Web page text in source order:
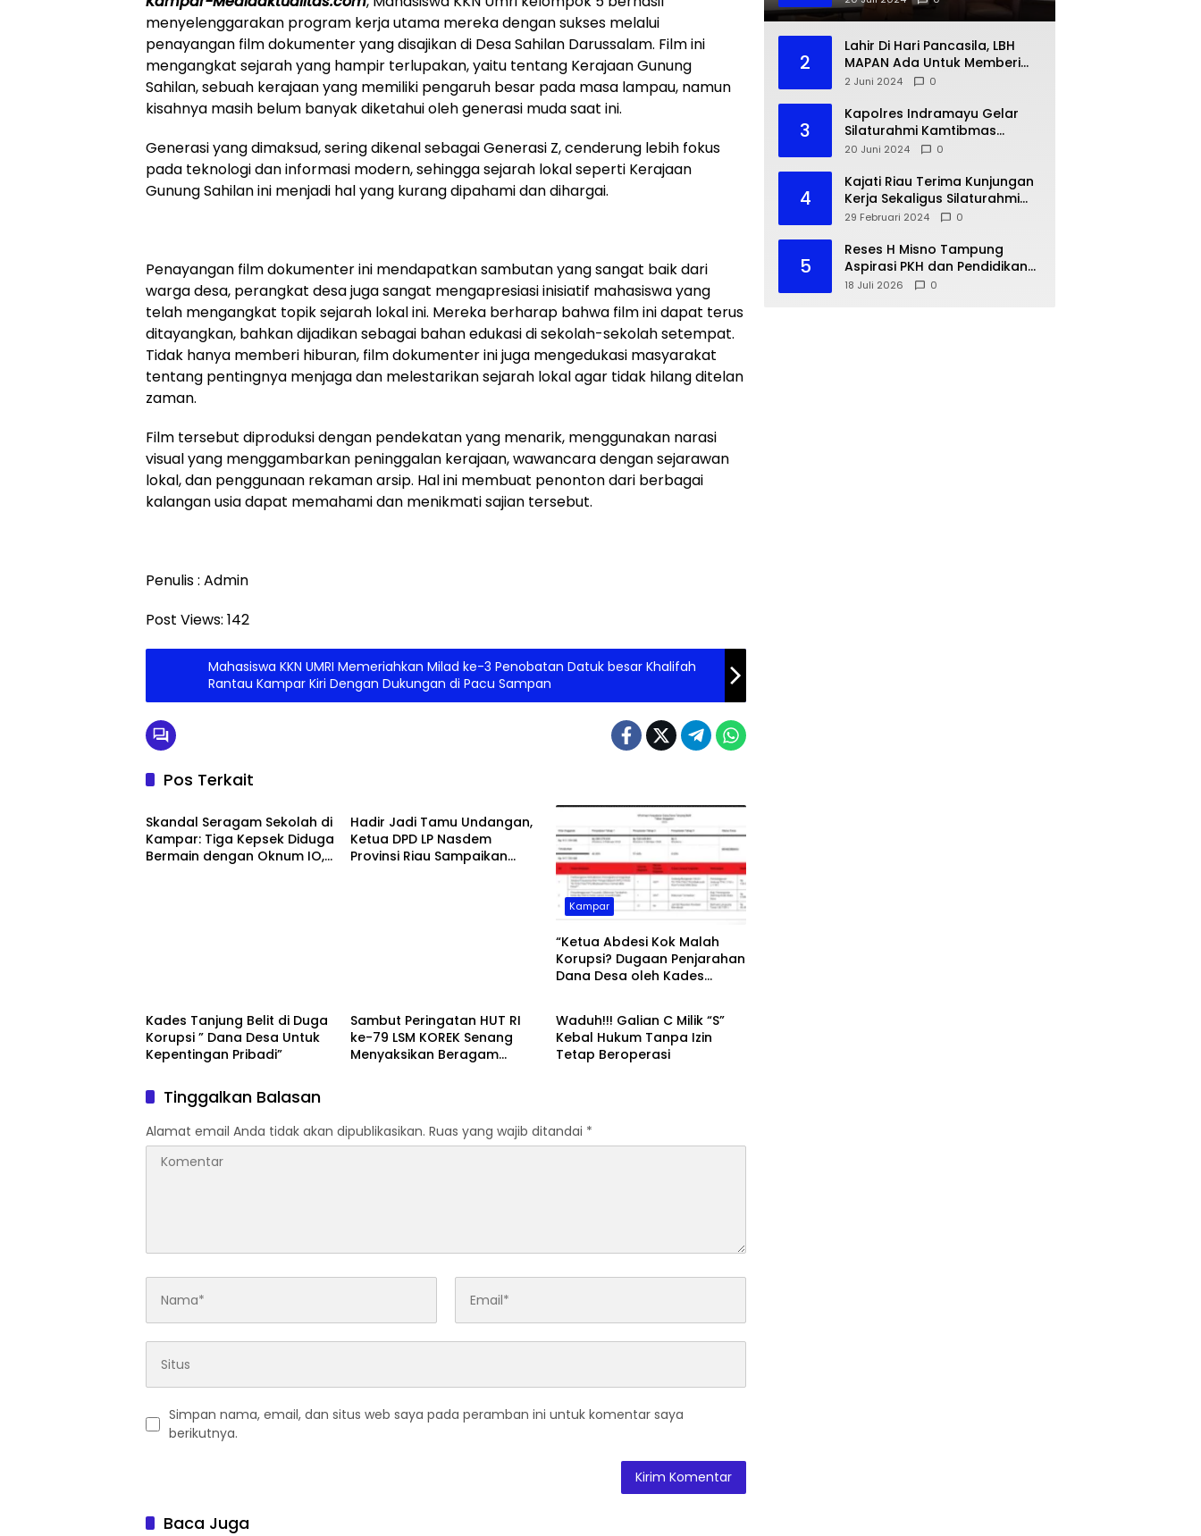
menyelenggarakan program kerja utama mereka dengan sukses melalui
penayangan film dokumenter yang disajikan di Desa Sahilan Darussalam. Film ini
mengangkat sejarah yang hampir terlupakan, yaitu tentang Kerajaan Gunung
Sahilan, sebuah kerajaan yang memiliki pengaruh besar pada masa lampau, namun
kisahnya masih belum banyak diketahui oleh generasi muda saat ini.
Generasi yang dimaksud, sering dikenal sebagai Generasi Z, cenderung lebih fokus
pada teknologi dan informasi modern, sehingga sejarah lokal seperti Kerajaan
Gunung Sahilan ini menjadi hal yang kurang dipahami dan dihargai.
Penayangan film dokumenter ini mendapatkan sambutan yang sangat baik dari
warga desa, perangkat desa juga sangat mengapresiasi inisiatif mahasiswa yang
telah mengangkat topik sejarah lokal ini. Mereka berharap bahwa film ini dapat terus
ditayangkan, bahkan dijadikan sebagai bahan edukasi di sekolah-sekolah setempat.
Tidak hanya memberi hiburan, film dokumenter ini juga mengedukasi masyarakat
tentang pentingnya menjaga dan melestarikan sejarah lokal agar tidak hilang ditelan
zaman.
Film tersebut diproduksi dengan pendekatan yang menarik, menggunakan narasi
visual yang menggambarkan peninggalan kerajaan, wawancara dengan sejarawan
lokal, dan penggunaan rekaman arsip. Hal ini membuat penonton dari berbagai
kalangan usia dapat memahami dan menikmati sajian tersebut.
Penulis : Admin
Post Views: 142
Mahasiswa KKN UMRI Memeriahkan Milad ke-3 Penobatan Datuk besar Khalifah
Rantau Kampar Kiri Dengan Dukungan di Pacu Sampan
Pos Terkait
Kampar
Skandal Seragam Sekolah di
Kampar: Tiga Kepsek Diduga
Bermain dengan Oknum IO,
Hadir Jadi Tamu Undangan,
Ketua DPD LP Nasdem
Provinsi Riau Sampaikan
Kampar
“Ketua Abdesi Kok Malah
Korupsi? Dugaan Penjarahan
Dana Desa oleh Kades
Kades Tanjung Belit di Duga
Korupsi ” Dana Desa Untuk
Kepentingan Pribadi”
Sambut Peringatan HUT RI
ke-79 LSM KOREK Senang
Menyaksikan Beragam
Daerah
Waduh!!! Galian C Milik “S”
Kebal Hukum Tanpa Izin
Tetap Beroperasi
Tinggalkan Balasan
Alamat email Anda tidak akan dipublikasikan. Ruas yang wajib ditandai *
Simpan nama, email, dan situs web saya pada peramban ini untuk komentar saya
berikutnya.
Baca Juga
2
Lahir Di Hari Pancasila, LBH
MAPAN Ada Untuk Memberi
Bantuan Hukum Gratis Bagi
2 Juni 2024 0
3
Kapolres Indramayu Gelar
Silaturahmi Kamtibmas
dengan IKA PMII
20 Juni 2024 0
4
Kajati Riau Terima Kunjungan
Kerja Sekaligus Silaturahmi
Pejabat Perwakilan Bank
29 Februari 2024 0
5
Reses H Misno Tampung
Aspirasi PKH dan Pendidikan
Warga Air Jamban
18 Juli 2026 0